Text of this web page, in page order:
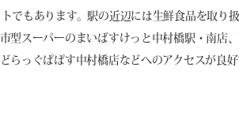
でもあります。駅の近辺には生鮮食品を取り
型スーパーのまいばすけっと中村橋駅・南店
っぐぱぱす中村橋店などへのアクセスが良好